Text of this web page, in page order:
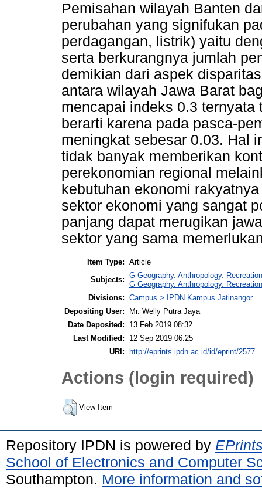
Pemisahan wilayah Banten
perubahan yang signifukan
perdagangan, listrik) yaitu
serta berkurangnya jumlah
demikian dari aspek
antara wilayah Jawa Barat
mencapai indeks 0.3
berarti karena pada pasca-
meningkat sebesar 0.03. Hal
tidak banyak memberikan
perekonomian regional
kebutuhan ekonomi
sektor ekonomi yang sangat
panjang dapat merugikan
sektor yang sama
Item Type: Article
Subjects: G Geography. Anthropology.
G Geography. Anthropology.
Divisions: Campus > IPDN Kampus Jatinangor
Depositing User:
Mr. Welly Putra Jaya
Date Deposited:
13 Feb 2019 08:32
Last Modified:
12 Sep 2019 06:25
URI:
http://eprints.ipdn.ac.id/id/eprint/2577
Actions (login required)
View Item
Repository IPDN is powered by
School of Electronics and Computer
Southampton. More information and